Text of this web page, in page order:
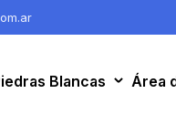
Blancas Área